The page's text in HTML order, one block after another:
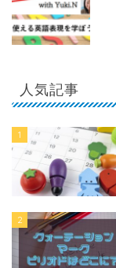
人気記事
1
2